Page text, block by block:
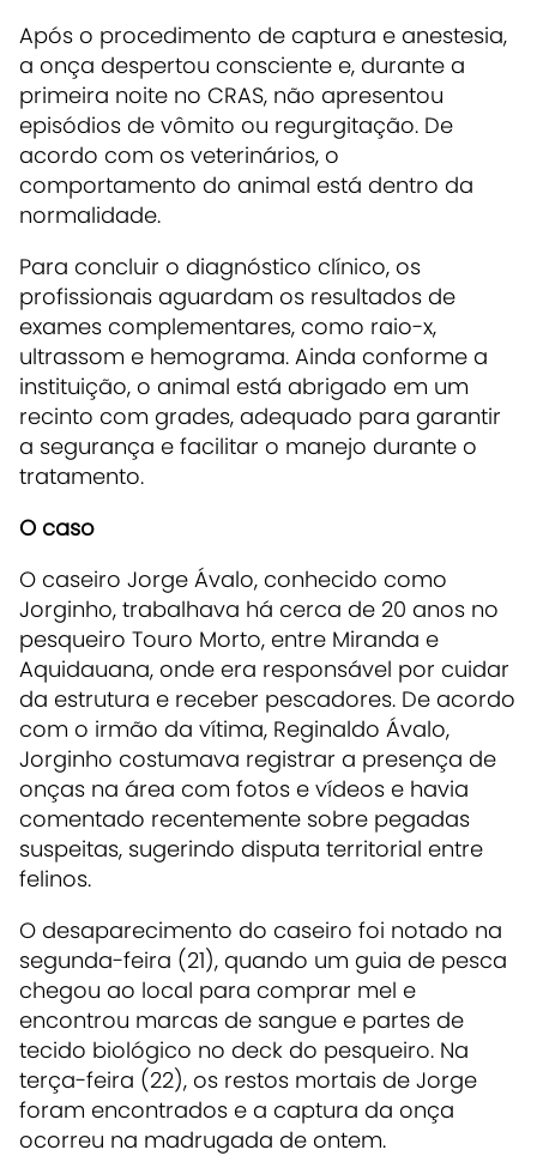
Após o procedimento de captura e anestesia,
a onça despertou consciente e, durante a
primeira noite no CRAS, não apresentou
episódios de vômito ou regurgitação. De
acordo com os veterinários, o
comportamento do animal está dentro da
normalidade.
Para concluir o diagnóstico clínico, os
profissionais aguardam os resultados de
exames complementares, como raio-x,
ultrassom e hemograma. Ainda conforme a
instituição, o animal está abrigado em um
recinto com grades, adequado para garantir
a segurança e facilitar o manejo durante o
tratamento.
O caso
O caseiro Jorge Ávalo, conhecido como
Jorginho, trabalhava há cerca de 20 anos no
pesqueiro Touro Morto, entre Miranda e
Aquidauana, onde era responsável por cuidar
da estrutura e receber pescadores. De acordo
com o irmão da vítima, Reginaldo Ávalo,
Jorginho costumava registrar a presença de
onças na área com fotos e vídeos e havia
comentado recentemente sobre pegadas
suspeitas, sugerindo disputa territorial entre
felinos.
O desaparecimento do caseiro foi notado na
segunda-feira (21), quando um guia de pesca
chegou ao local para comprar mel e
encontrou marcas de sangue e partes de
tecido biológico no deck do pesqueiro. Na
terça-feira (22), os restos mortais de Jorge
foram encontrados e a captura da onça
ocorreu na madrugada de ontem.